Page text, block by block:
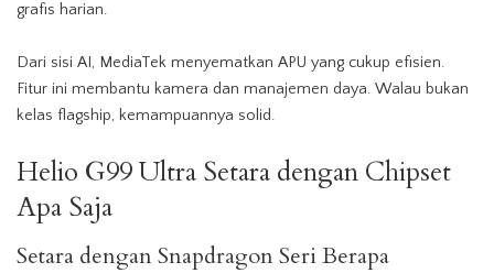
grafis harian.
Dari sisi AI, MediaTek menyematkan APU yang cukup efisien.
Fitur ini membantu kamera dan manajemen daya. Walau bukan
kelas flagship, kemampuannya solid.
Helio G99 Ultra Setara dengan Chipset
Apa Saja
Setara dengan Snapdragon Seri Berapa